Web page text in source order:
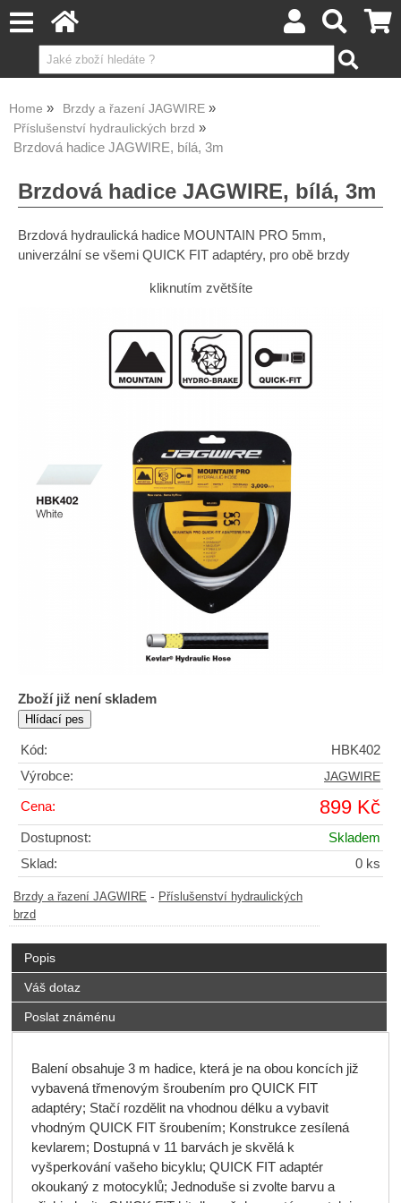
Home
Brzdy a řazení JAGWIRE
Příslušenství hydraulických brzd
Brzdová hadice JAGWIRE, bílá, 3m
Brzdová hadice JAGWIRE, bílá, 3m
Brzdová hydraulická hadice MOUNTAIN PRO 5mm,
univerzální se všemi QUICK FIT adaptéry, pro obě brzdy
kliknutím zvětšíte
Zboží již není skladem
Kód:
HBK402
Výrobce:
JAGWIRE
Cena: 899 Kč
Dostupnost:
Skladem
Sklad:
0 ks
Brzdy a řazení JAGWIRE - Příslušenství hydraulických
brzd
Popis
Váš dotaz
Poslat známénu
Balení obsahuje 3 m hadice, která je na obou koncích již
vybavená třmenovým šroubením pro QUICK FIT
adaptéry; Stačí rozdělit na vhodnou délku a vybavit
vhodným QUICK FIT šroubením; Konstrukce zesílená
kevlarem; Dostupná v 11 barvách je skvělá k
vyšperkování vašeho bicyklu; QUICK FIT adaptér
okoukaný z motocyklů; Jednoduše si zvolte barvu a